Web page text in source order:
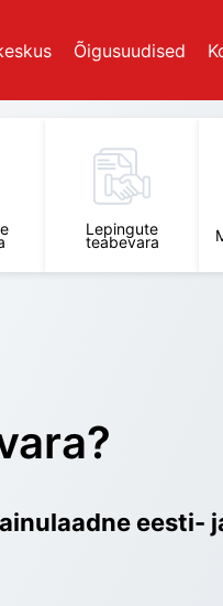
Õigusuudised
Lepingute
teabevara
eesti-